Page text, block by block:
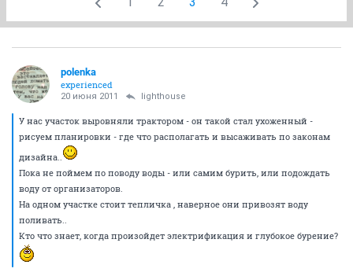
polenka
experienced
20 июня 2011 lighthouse
У нас участок выровняли трактором - он такой стал ухоженный -
рисуем планировки - где что располагать и высаживать по законам
дизайна..
Пока не поймем по поводу воды - или самим бурить, или подождать
воду от организаторов.
На одном участке стоит тепличка , наверное они привозят воду
поливать..
Кто что знает, когда произойдет электрификация и глубокое бурение?